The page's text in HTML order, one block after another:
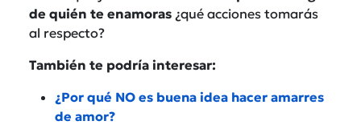
de quién te enamoras ¿qué acciones tomarás
al respecto?
También te podría interesar:
¿Por qué NO es buena idea hacer amarres
de amor?